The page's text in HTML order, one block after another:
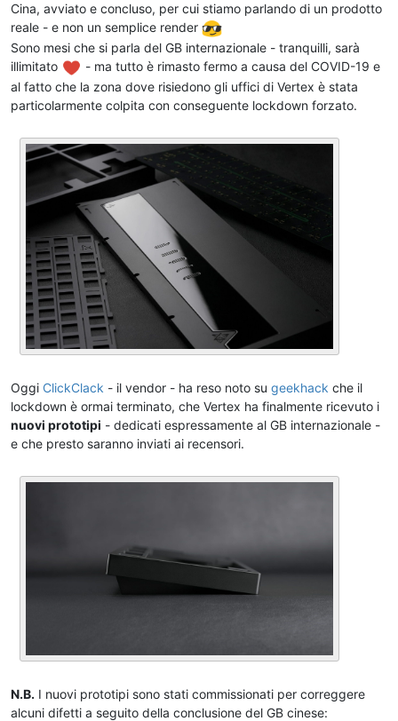
Cina, avviato e concluso, per cui stiamo parlando di un prodotto
reale - e non un semplice render
Sono mesi che si parla del GB internazionale - tranquilli, sarà
illimitato
- ma tutto è rimasto fermo a causa del COVID-19 e
al fatto che la zona dove risiedono gli uffici di Vertex è stata
particolarmente colpita con conseguente lockdown forzato.
Oggi ClickClack - il vendor - ha reso noto su geekhack che il
lockdown è ormai terminato, che Vertex ha finalmente ricevuto i
nuovi prototipi - dedicati espressamente al GB internazionale -
e che presto saranno inviati ai recensori.
N.B. I nuovi prototipi sono stati commissionati per correggere
alcuni difetti a seguito della conclusione del GB cinese: